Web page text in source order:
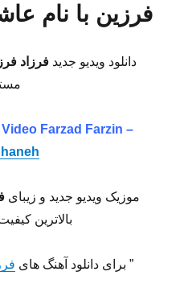
فرزین با نام
دانلود ویدیو جدید فرزاد
Farzad Farzin –
موزیک ویدیو جدید و زیبای
بالاترین
” برای دانلود آهنگ های